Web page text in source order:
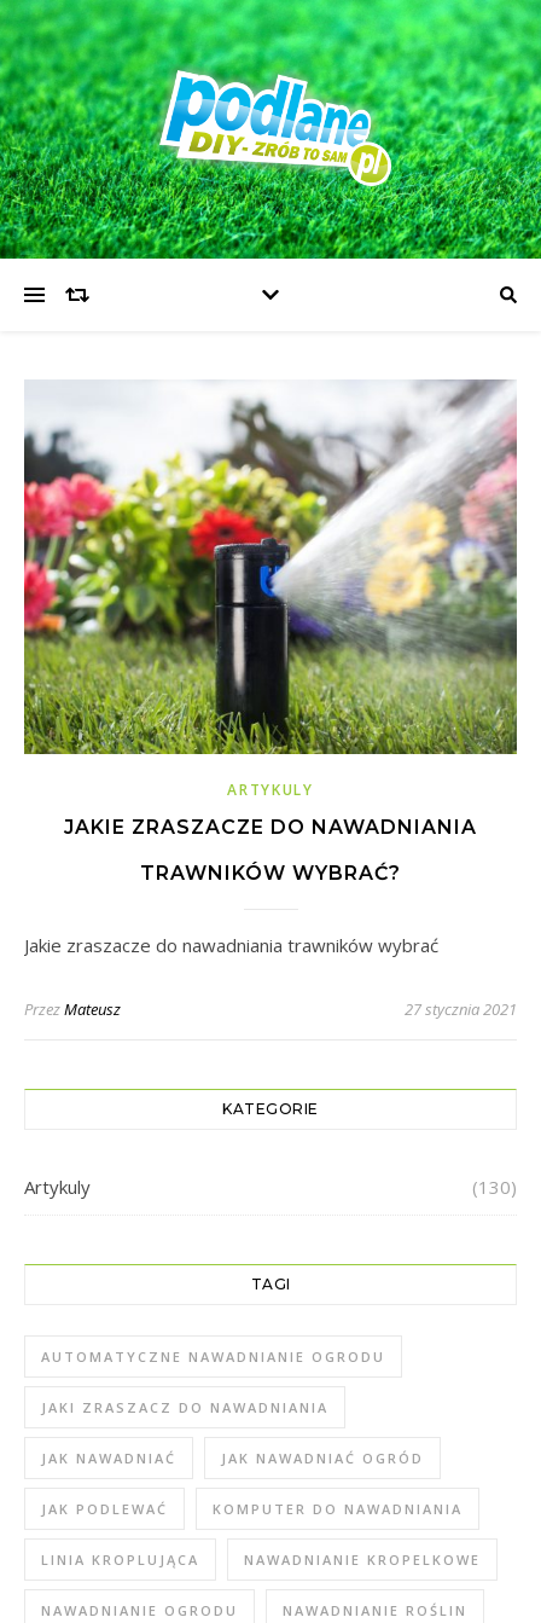
ARTYKULY
JAKIE ZRASZACZE DO NAWADNIANIA
TRAWNIKÓW WYBRAĆ?
Jakie zraszacze do nawadniania trawników wybrać
PrzezMateusz 27 stycznia 2021
KATEGORIE
Artykuly (130)
TAGI
AUTOMATYCZNE NAWADNIANIE OGRODU
JAKI ZRASZACZ DO NAWADNIANIA
JAK NAWADNIAĆ JAK NAWADNIAĆ OGRÓD
JAK PODLEWAĆ KOMPUTER DO NAWADNIANIA
LINIA KROPLUJĄCA NAWADNIANIE KROPELKOWE
NAWADNIANIE OGRODU NAWADNIANIE ROŚLIN